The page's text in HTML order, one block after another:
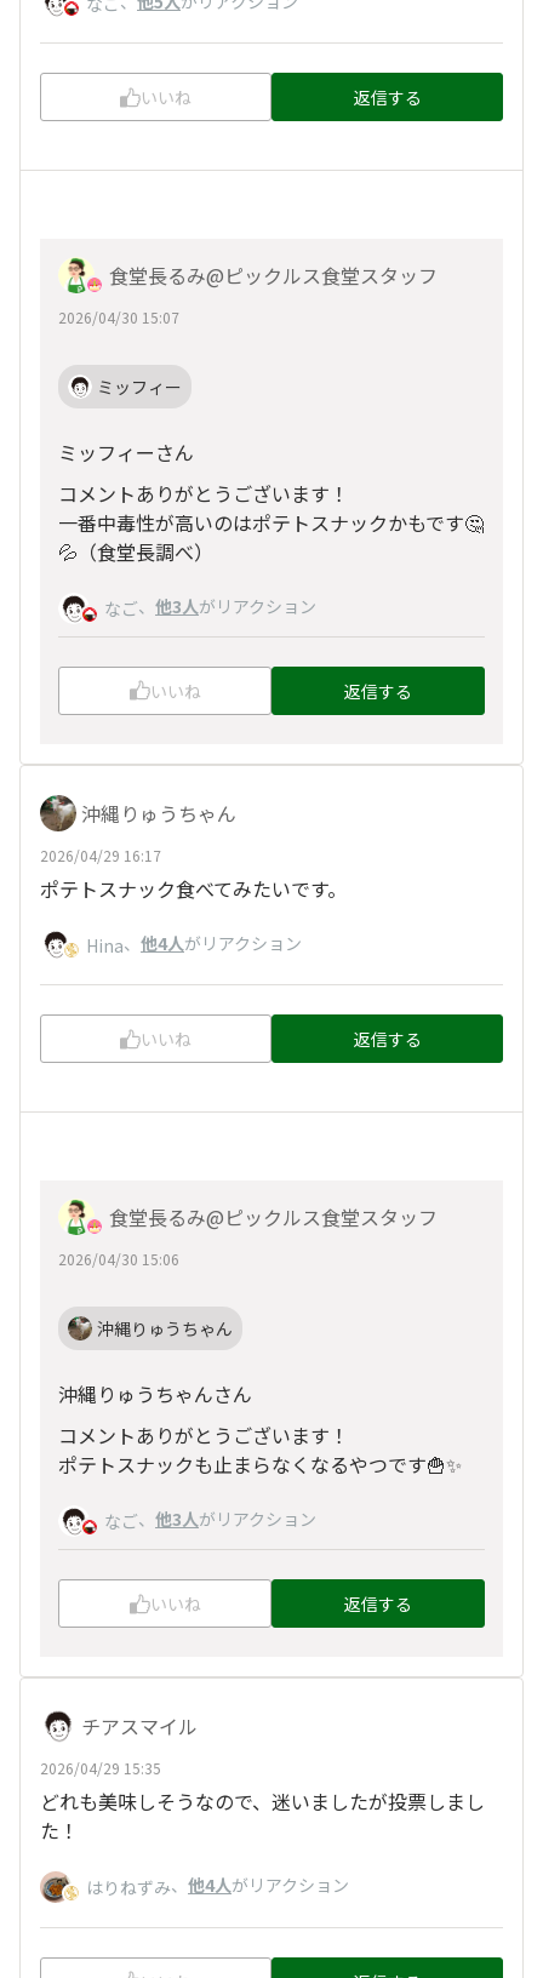
いいね 返信する
食堂長るみ@ピックルス食堂スタッフ
2026/04/30 15:07
ミッフィー
ミッフィーさん
コメントありがとうございます！
一番中毒性が高いのはポテトスナックかもです🤔
💦（食堂長調べ）
なご、 他3人がリアクション
いいね 返信する
沖縄りゅうちゃん
2026/04/29 16:17
ポテトスナック食べてみたいです。
Hina、 他4人がリアクション
いいね 返信する
食堂長るみ@ピックルス食堂スタッフ
2026/04/30 15:06
沖縄りゅうちゃん
沖縄りゅうちゃんさん
コメントありがとうございます！
ポテトスナックも止まらなくなるやつです🍟✨
なご、 他3人がリアクション
いいね 返信する
チアスマイル
2026/04/29 15:35
どれも美味しそうなので、迷いましたが投票しまし
た！
はりねずみ、 他4人がリアクション